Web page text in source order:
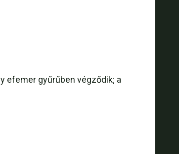
efemer gyűrűben végződik; a